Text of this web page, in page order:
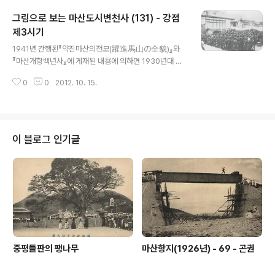
과 중성동의 대동의원 그리고 수산의원․삼광의원 등 9개의
의원이 있었습니다. 일본인 의사가 경영한 의원은 대곡(大
谷)․전원(前原)․수상(水上)의원 등 3개소였습니다. 강점
말기 마산의 치과의사는 한국인이 4명이었으며 일본인 치
과도 이와 비슷했는데 한국인이 경영하는 치과에 환자가
많았다고 합니다. 강점 말기, 마산에도 방송국이 설립되었
그림으로 보는 마산도시변천사 (131) - 강점
제3시기
1941년 간행된『약진마산의전모(躍進馬山の全貌)』와
『마산개항백년사』에 게재된 내용에 의하면 1930년대 마
학교․마산공립고등여학교가 있었습니다. 반면 사립으로는
기관으로는 사립마산유치원과 사립대자유치원 등 몇 개의
시설이 있었으며 종교기관에서 사회교육차원에서 행한 교
육시설도 있었습니다. 현 마산고등학교의 전신인 마산공립
중학교는 1936년 개설하였으며 입학생의 대다수가 일본
인이었습니다. 한국인 학생은 친일파 자제이거나 성적이
우수한 극소수의 학생만 입학할 수 있었습니다. 반면 마산
상업고등학교를 거쳐 몇 년 전..
0 0 2012. 10. 15.
이 블로그 인기글
중평들판의 팽나무
마산항지(1926년) - 69 - 곤권